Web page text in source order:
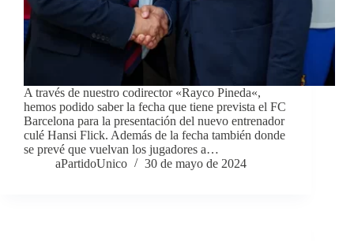
A través de nuestro codirector «Rayco Pineda«,
hemos podido saber la fecha que tiene prevista el FC
Barcelona para la presentación del nuevo entrenador
culé Hansi Flick. Además de la fecha también donde
se prevé que vuelvan los jugadores a…
aPartidoUnico
30 de mayo de 2024